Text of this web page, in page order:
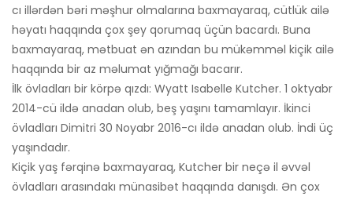
cı illərdən bəri məşhur olmalarına baxmayaraq, cütlük ailə
həyatı haqqında çox şey qorumaq üçün bacardı. Buna
baxmayaraq, mətbuat ən azından bu mükəmməl kiçik ailə
haqqında bir az məlumat yığmağı bacarır.
İlk övladları bir körpə qızdı: Wyatt Isabelle Kutcher. 1 oktyabr
2014-cü ildə anadan olub, beş yaşını tamamlayır. İkinci
övladları Dimitri 30 Noyabr 2016-cı ildə anadan olub. İndi üç
yaşındadır.
Kiçik yaş fərqinə baxmayaraq, Kutcher bir neçə il əvvəl
övladları arasındakı münasibət haqqında danışdı. Ən çox